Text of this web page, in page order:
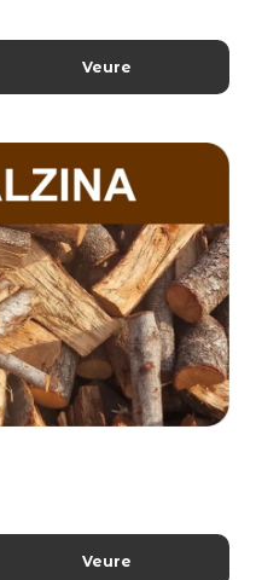
Veure
Veure